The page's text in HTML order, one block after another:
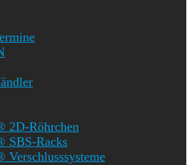
2D-Röhrchen
SBS-Racks
Verschlusssysteme